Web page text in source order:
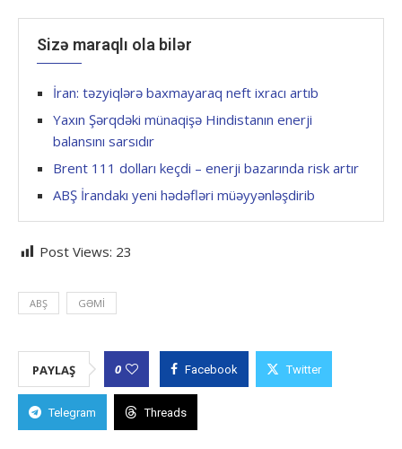
Sizə maraqlı ola bilər
İran: təzyiqlərə baxmayaraq neft ixracı artıb
Yaxın Şərqdəki münaqişə Hindistanın enerji
balansını sarsıdır
Brent 111 dolları keçdi – enerji bazarında risk artır
ABŞ İrandakı yeni hədəfləri müəyyənləşdirib
Post Views: 23
ABŞ GƏMI
PAYLAŞ 0 Facebook Twitter
Telegram Threads